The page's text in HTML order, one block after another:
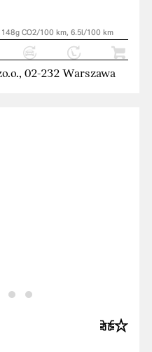
148g CO2/100 km, 6.5l/100 km
02-232 Warszawa